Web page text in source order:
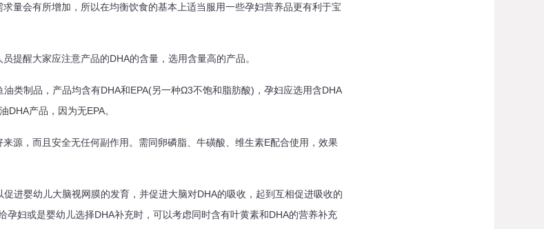
会有所增加，所以在均衡饮食的基本上适当服用一些孕妇营养品更有利于宝
醒大家应注意产品的DHA的含量，选用含量高的产品。
制品，产品均含有DHA和EPA(另一种Ω3不饱和脂肪酸)，孕妇应选用含DHA
DHA产品，因为无EPA。
，而且安全无任何副作用。需同卵磷脂、牛磺酸、维生素E配合使用，效果
婴幼儿大脑视网膜的发育，并促进大脑对DHA的吸收，起到互相促进吸收的
孕妇或是婴幼儿选择DHA补充时，可以考虑同时含有叶黄素和DHA的营养补充